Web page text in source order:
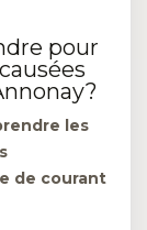
pour
les
de courant